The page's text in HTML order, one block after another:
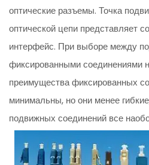
оптические разъемы. Точка
оптической цепи представляет
интерфейс. При выборе между
фиксированными соединениями
преимущества фиксированных
минимальны, но они менее
подвижных соединений все